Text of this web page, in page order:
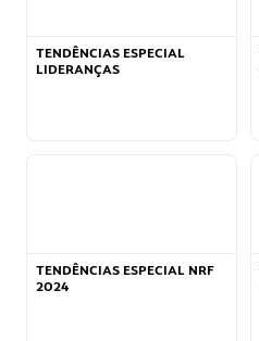
TENDÊNCIAS ESPECIAL
LIDERANÇAS
TENDÊNCIAS ESPECIAL NRF
2024